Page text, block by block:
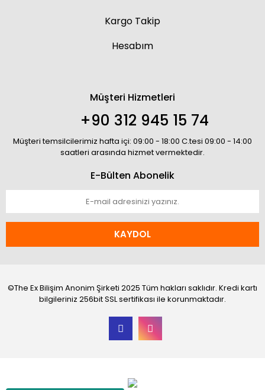
Kargo Takip
Hesabım
Müşteri Hizmetleri
+90 312 945 15 74
Müşteri temsilcilerimiz hafta içi: 09:00 - 18:00 C.tesi 09:00 - 14:00
saatleri arasında hizmet vermektedir.
E-Bülten Abonelik
KAYDOL
©The Ex Bilişim Anonim Şirketi 2025 Tüm hakları saklıdır. Kredi kartı
bilgileriniz 256bit SSL sertifikası ile korunmaktadır.